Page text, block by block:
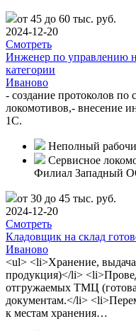
от 45 до 60 тыс. руб.
2024-12-20
Смотреть
Инженер по управлению
категории
Иваново
- создание протоколов
локомотивов,- внесение
1С.
Неполный
Сервисное
Филиал Западный
от 30 до 45 тыс. руб.
2024-12-20
Смотреть
Кладовщик на склад
Иваново
<ul> <li>Хранение,
продукция)</li>
отгружаемых ТМЦ
документам.</li>
к местам хранения…